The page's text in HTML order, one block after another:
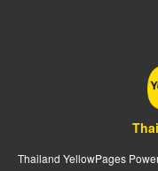
Thailand YellowPages